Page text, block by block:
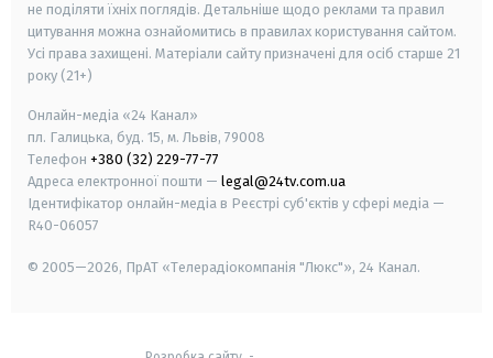
не поділяти їхніх поглядів. Детальніше щодо реклами та правил
цитування можна ознайомитись в правилах користування сайтом.
Усі права захищені. Матеріали сайту призначені для осіб старше 21
року (21+)
Онлайн-медіа «24 Канал»
пл. Галицька, буд. 15, м. Львів, 79008
Телефон +380 (32) 229-77-77
Адреса електронної пошти — legal@24tv.com.ua
Ідентифікатор онлайн-медіа в Реєстрі суб'єктів у сфері медіа —
R40-06057
© 2005—2026, ПрАТ «Телерадіокомпанія "Люкс"», 24 Канал.